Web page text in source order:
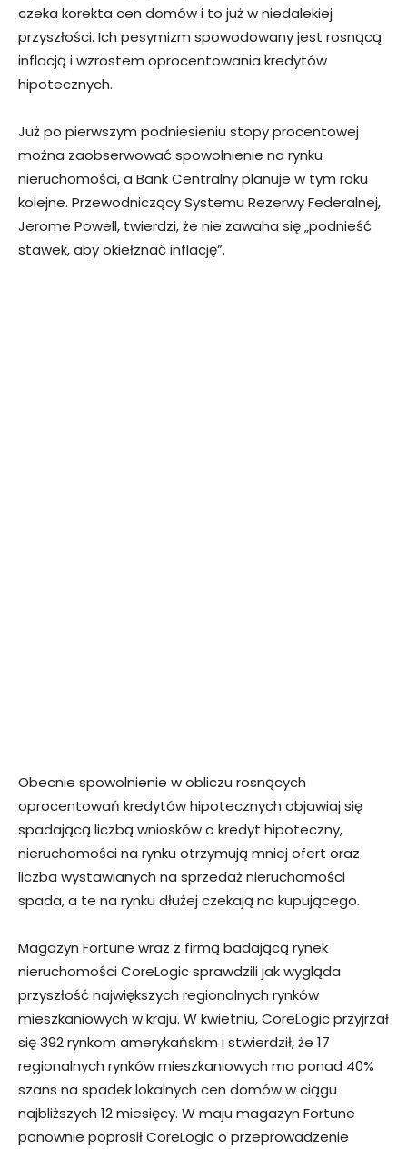
czeka korekta cen domów i to już w niedalekiej
przyszłości. Ich pesymizm spowodowany jest rosnącą
inflacją i wzrostem oprocentowania kredytów
hipotecznych.
Już po pierwszym podniesieniu stopy procentowej
można zaobserwować spowolnienie na rynku
nieruchomości, a Bank Centralny planuje w tym roku
kolejne. Przewodniczący Systemu Rezerwy Federalnej,
Jerome Powell, twierdzi, że nie zawaha się „podnieść
stawek, aby okiełznać inflację”.
Obecnie spowolnienie w obliczu rosnących
oprocentowań kredytów hipotecznych objawiaj się
spadającą liczbą wniosków o kredyt hipoteczny,
nieruchomości na rynku otrzymują mniej ofert oraz
liczba wystawianych na sprzedaż nieruchomości
spada, a te na rynku dłużej czekają na kupującego.
Magazyn Fortune wraz z firmą badającą rynek
nieruchomości CoreLogic sprawdzili jak wygląda
przyszłość największych regionalnych rynków
mieszkaniowych w kraju. W kwietniu, CoreLogic przyjrzał
się 392 rynkom amerykańskim i stwierdził, że 17
regionalnych rynków mieszkaniowych ma ponad 40%
szans na spadek lokalnych cen domów w ciągu
najbliższych 12 miesięcy. W maju magazyn Fortune
ponownie poprosił CoreLogic o przeprowadzenie